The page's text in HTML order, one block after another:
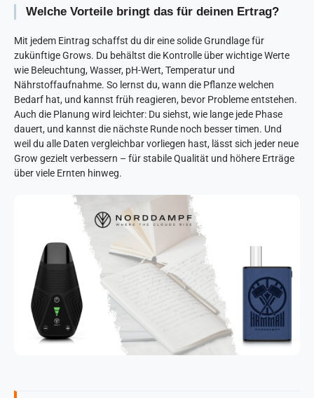
Welche Vorteile bringt das für deinen Ertrag?
Mit jedem Eintrag schaffst du dir eine solide Grundlage für
zukünftige Grows. Du behältst die Kontrolle über wichtige Werte
wie Beleuchtung, Wasser, pH-Wert, Temperatur und
Nährstoffaufnahme. So lernst du, wann die Pflanze welchen
Bedarf hat, und kannst früh reagieren, bevor Probleme entstehen.
Auch die Planung wird leichter: Du siehst, wie lange jede Phase
dauert, und kannst die nächste Runde noch besser timen. Und
weil du alle Daten vergleichbar vorliegen hast, lässt sich jeder neue
Grow gezielt verbessern – für stabile Qualität und höhere Erträge
über viele Ernten hinweg.